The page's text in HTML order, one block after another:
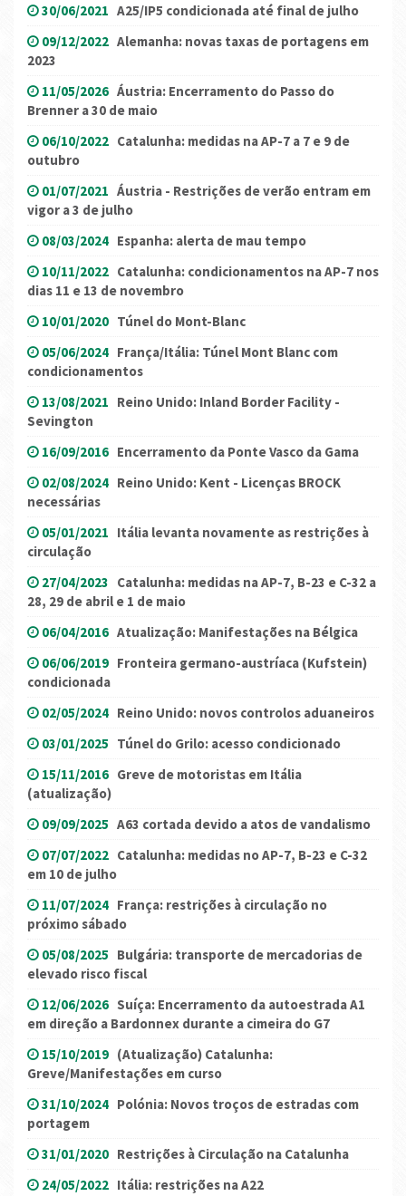
30/06/2021 A25/IP5 condicionada até final de julho
09/12/2022 Alemanha: novas taxas de portagens em
2023
11/05/2026 Áustria: Encerramento do Passo do
Brenner a 30 de maio
06/10/2022 Catalunha: medidas na AP-7 a 7 e 9 de
outubro
01/07/2021 Áustria - Restrições de verão entram em
vigor a 3 de julho
08/03/2024 Espanha: alerta de mau tempo
10/11/2022 Catalunha: condicionamentos na AP-7 nos
dias 11 e 13 de novembro
10/01/2020 Túnel do Mont-Blanc
05/06/2024 França/Itália: Túnel Mont Blanc com
condicionamentos
13/08/2021 Reino Unido: Inland Border Facility -
Sevington
16/09/2016 Encerramento da Ponte Vasco da Gama
02/08/2024 Reino Unido: Kent - Licenças BROCK
necessárias
05/01/2021 Itália levanta novamente as restrições à
circulação
27/04/2023 Catalunha: medidas na AP-7, B-23 e C-32 a
28, 29 de abril e 1 de maio
06/04/2016 Atualização: Manifestações na Bélgica
06/06/2019 Fronteira germano-austríaca (Kufstein)
condicionada
02/05/2024 Reino Unido: novos controlos aduaneiros
03/01/2025 Túnel do Grilo: acesso condicionado
15/11/2016 Greve de motoristas em Itália
(atualização)
09/09/2025 A63 cortada devido a atos de vandalismo
07/07/2022 Catalunha: medidas no AP-7, B-23 e C-32
em 10 de julho
11/07/2024 França: restrições à circulação no
próximo sábado
05/08/2025 Bulgária: transporte de mercadorias de
elevado risco fiscal
12/06/2026 Suíça: Encerramento da autoestrada A1
em direção a Bardonnex durante a cimeira do G7
15/10/2019 (Atualização) Catalunha:
Greve/Manifestações em curso
31/10/2024 Polónia: Novos troços de estradas com
portagem
31/01/2020 Restrições à Circulação na Catalunha
24/05/2022 Itália: restrições na A22